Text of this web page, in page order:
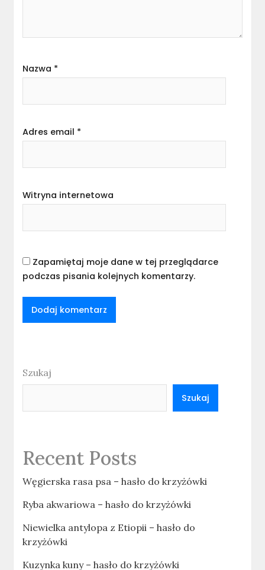
Nazwa *
Adres email *
Witryna internetowa
Zapamiętaj moje dane w tej przeglądarce
podczas pisania kolejnych komentarzy.
Szukaj
Szukaj
Recent Posts
Węgierska rasa psa – hasło do krzyżówki
Ryba akwariowa – hasło do krzyżówki
Niewielka antylopa z Etiopii – hasło do
krzyżówki
Kuzynka kuny – hasło do krzyżówki